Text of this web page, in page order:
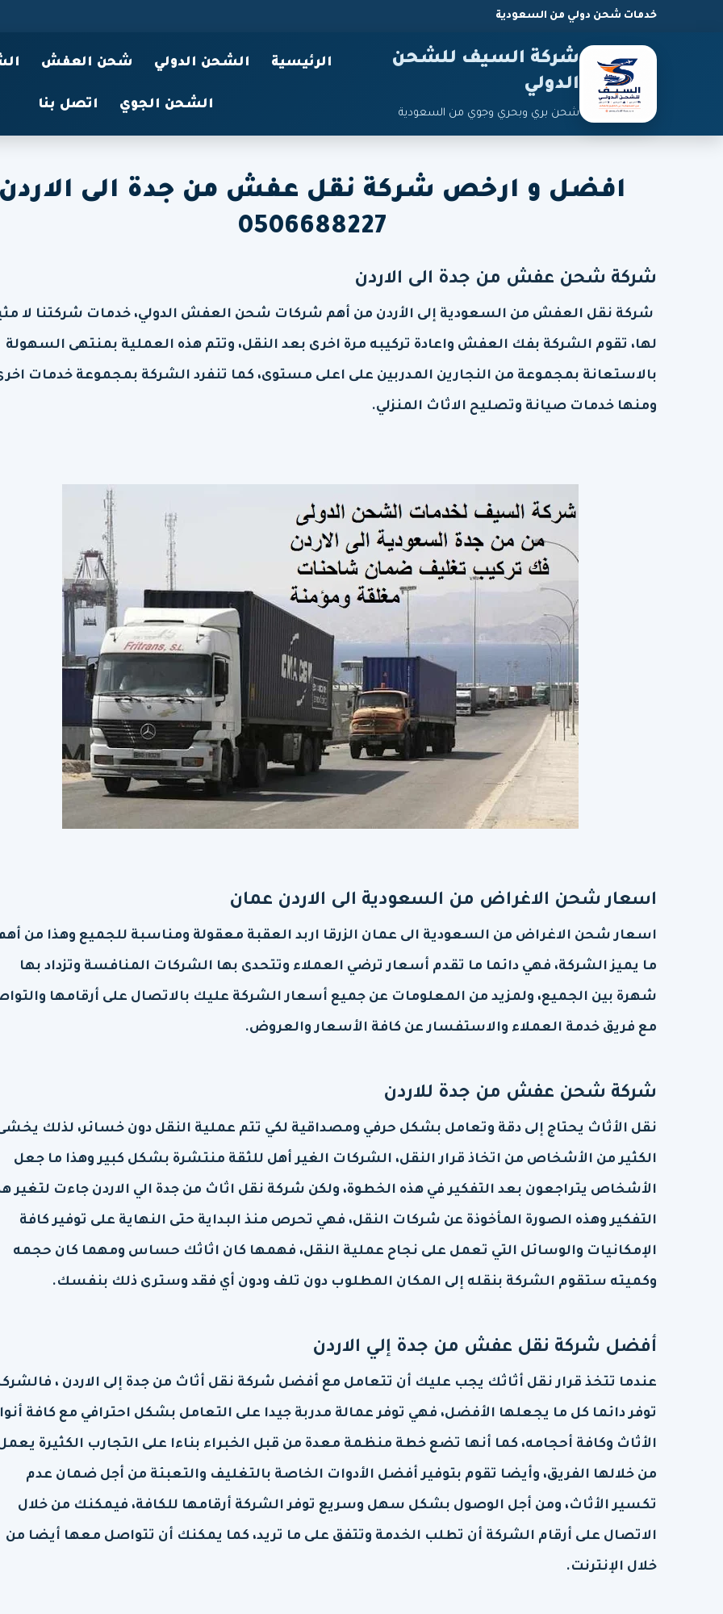
خدمات شحن دولي من السعودية
شركة السيف للشحن
الدولي
شحن بري وبحري وجوي من السعودية
الرئيسية الشحن الدولي شحن العفش
الشحن الجوي اتصل بنا
افضل و ارخص شركة نقل عفش من جدة الى
0506688227
شركة شحن عفش من جدة الى الاردن
شركة نقل العفش من السعودية إلى الأردن من أهم شركات شحن العفش الدولي، خدمات شركتنا لا
لها، تقوم الشركة بفك العفش واعادة تركيبه مرة اخرى بعد النقل، وتتم هذه العملية بمنتهى السهولة
بالاستعانة بمجموعة من النجارين المدربين على اعلى مستوى، كما تنفرد الشركة بمجموعة خدمات
ومنها خدمات صيانة وتصليح الاثاث المنزلي.
اسعار شحن الاغراض من السعودية الى الاردن عمان
اسعار شحن الاغراض من السعودية الى عمان الزرقا اربد العقبة معقولة ومناسبة للجميع وهذا من
ما يميز الشركة، فهي دائما ما تقدم أسعار ترضي العملاء وتتحدى بها الشركات المنافسة وتزداد بها
شهرة بين الجميع، ولمزيد من المعلومات عن جميع أسعار الشركة عليك بالاتصال على أرقامها
مع فريق خدمة العملاء والاستفسار عن كافة الأسعار والعروض.
شركة شحن عفش من جدة للاردن
نقل الأثاث يحتاج إلى دقة وتعامل بشكل حرفي ومصداقية لكي تتم عملية النقل دون خسائر، لذلك
الكثير من الأشخاص من اتخاذ قرار النقل، الشركات الغير أهل للثقة منتشرة بشكل كبير وهذا ما جعل
الأشخاص يتراجعون بعد التفكير في هذه الخطوة، ولكن شركة نقل اثاث من جدة الي الاردن جاءت لتغير
التفكير وهذه الصورة المأخوذة عن شركات النقل، فهي تحرص منذ البداية حتى النهاية على توفير كافة
الإمكانيات والوسائل التي تعمل على نجاح عملية النقل، فهمها كان اثاثك حساس ومهما كان حجمه
وكميته ستقوم الشركة بنقله إلى المكان المطلوب دون تلف ودون أي فقد وسترى ذلك بنفسك.
أفضل شركة نقل عفش من جدة إلي الاردن
عندما تتخذ قرار نقل أثاثك يجب عليك أن تتعامل مع أفضل شركة نقل أثاث من جدة إلى الاردن ،
توفر دائما كل ما يجعلها الأفضل، فهي توفر عمالة مدربة جيدا على التعامل بشكل احترافي مع كافة
الأثاث وكافة أحجامه، كما أنها تضع خطة منظمة معدة من قبل الخبراء بناءا على التجارب الكثيرة
من خلالها الفريق، وأيضا تقوم بتوفير أفضل الأدوات الخاصة بالتغليف والتعبئة من أجل ضمان عدم
تكسير الأثاث، ومن أجل الوصول بشكل سهل وسريع توفر الشركة أرقامها للكافة، فيمكنك من خلال
الاتصال على أرقام الشركة أن تطلب الخدمة وتتفق على ما تريد، كما يمكنك أن تتواصل معها أيضا من
خلال الإنترنت.